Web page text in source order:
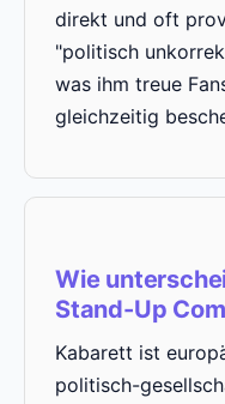
direkt und oft
"politisch
was ihm treue
gleichzeitig
Wie
Stand-Up
Kabarett ist
politisch-